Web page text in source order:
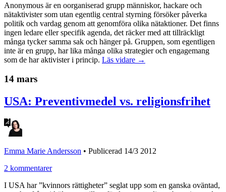
Anonymous är en oorganiserad grupp människor, hackare och
nätaktivister som utan egentlig central styrning försöker påverka
politik och vardag genom att genomföra olika nätaktioner. Det finns
ingen ledare eller specifik agenda, det räcker med att tillräckligt
många tycker samma sak och hänger på. Gruppen, som egentligen
inte är en grupp, har lika många olika strategier och engagemang
som de har aktivister i princip. Läs vidare →
14 mars
USA: Preventivmedel vs. religionsfrihet
Emma Marie Andersson • Publicerad 14/3 2012
2 kommentarer
I USA har ”kvinnors rättigheter” seglat upp som en ganska oväntad,